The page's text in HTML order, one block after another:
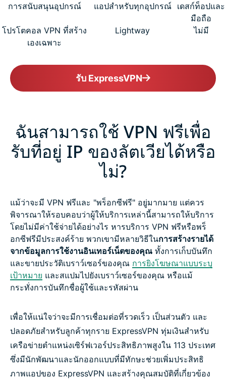
การสนับสนุนอุปกรณ์ แอปสำหรับทุกอุปกรณ์
เดสก์ท็อปและ
มือถือ
โปรโตคอล VPN ที่สร้าง
เองเฉพาะ
Lightway ไม่มี
รับ ExpressVPN
ฉันสามารถใช้ VPN ฟรีเพื่อ
รับที่อยู่ IP ของลัตเวียได้หรือ
ไม่?
แม้ว่าจะมี VPN ฟรีและ "พร็อกซีฟรี" อยู่มากมาย แต่ควร
พิจารณาให้รอบคอบว่าผู้ให้บริการเหล่านี้สามารถให้บริการ
โดยไม่มีค่าใช้จ่ายได้อย่างไร หารบริการ VPN ฟรีหรือพร็
อกซีฟรีมีประสงค์ร้าย พวกเขามีหลายวิธีในการสร้างรายได้
จากข้อมูลการใช้งานอินเทอร์เน็ตของคุณ ทั้งการเก็บบันทึก
และขายประวัติเบราว์เซอร์ของคุณ การยิงโฆษณาแบบระบุ
เป้าหมาย และสแปมไปยังเบราว์เซอร์ของคุณ หรือแม้
กระทั่งการบันทึกชื่อผู้ใช้และรหัสผ่าน
เพื่อให้แน่ใจว่าจะมีการเชื่อมต่อที่รวดเร็ว เป็นส่วนตัว และ
ปลอดภัยสำหรับลูกค้าทุกราย ExpressVPN ทุ่มเงินสำหรับ
เครือข่ายตำแหน่งเซิร์ฟเวอร์ประสิทธิภาพสูงใน 113 ประเทศ
ซึ่งมีนักพัฒนาและนักออกแบบที่มีทักษะช่วยเพิ่มประสิทธิ
ภาพแอปของ ExpressVPN และสร้างคุณสมบัติที่เกี่ยวข้อง